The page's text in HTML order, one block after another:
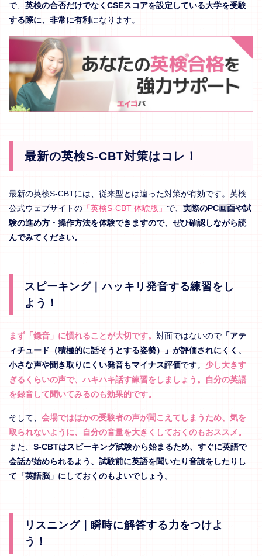
で、 英検の合否だけでなくCSEスコアを設定している大学を受験
する際に、非常に有利 になります。
最新の英検S-CBT対策はコレ！
最新の英検S-CBTには、従来型とは違った対策が有効です。英検
公式ウェブサイトの 「英検S-CBT 体験版」 で、 実際のPC画面や試
験の進め方・操作方法を体験できますので、ぜひ確認しながら読
んでみてください。
スピーキング｜ハッキリ発音する練習をし
よう！
まず「録音」に慣れることが大切です。 対面ではないので 「アテ
ィチュード（積極的に話そうとする姿勢）」が評価されにくく、
小さな声や聞き取りにくい発音もマイナス評価です。 少し大きす
ぎるくらいの声で、ハキハキ話す練習をしましょう。自分の英語
を録音して聞いてみるのも効果的です。
そして、 会場ではほかの受験者の声が聞こえてしまうため、気を
取られないように、自分の音量を大きくしておくのもおススメ。
また、 S-CBTはスピーキング試験から始まるため、すぐに英語で
会話が始められるよう、試験前に英語を聞いたり音読をしたりし
て「英語脳」にしておくのもよいでしょう。
リスニング｜瞬時に解答する力をつけよ
う！